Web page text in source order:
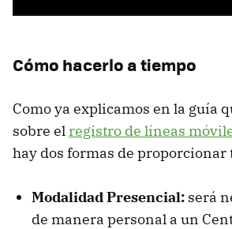
Cómo hacerlo a tiempo
Como ya explicamos en la guía
sobre el registro de líneas
hay dos formas de proporcionar
Modalidad Presencial: será
de manera personal a un